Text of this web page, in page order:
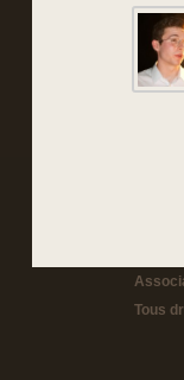
Tous